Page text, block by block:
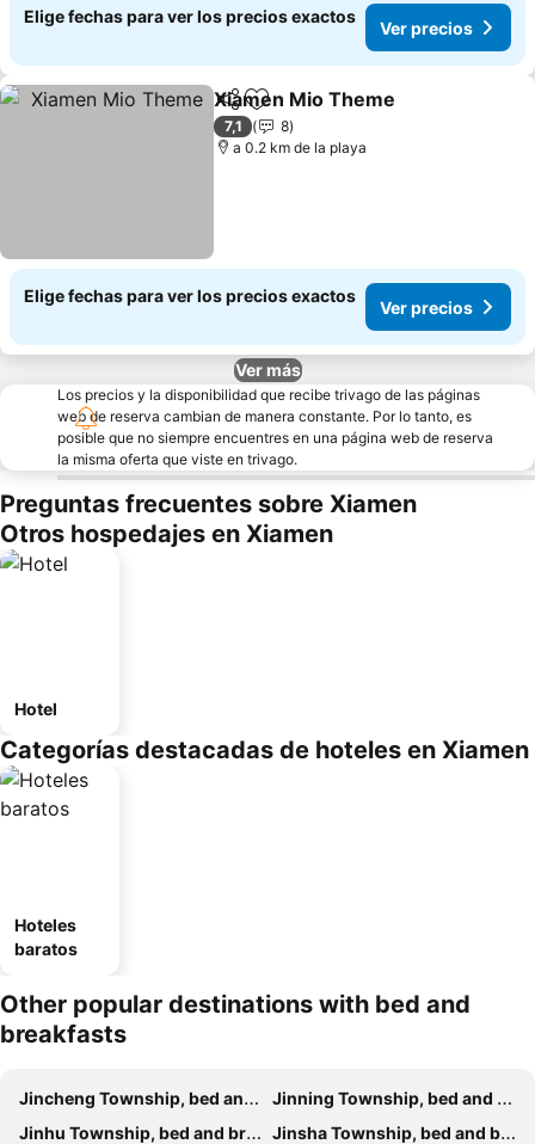
Elige fechas para ver los precios exactos
Ver precios
CompartirAgregar a favoritos
Xiamen Mio Theme
7,1
8
a 0.2 km de la playa
Elige fechas para ver los precios exactos
Ver precios
Ver más
Los precios y la disponibilidad que recibe trivago de las páginas
web de reserva cambian de manera constante. Por lo tanto, es
posible que no siempre encuentres en una página web de reserva
la misma oferta que viste en trivago.
Preguntas frecuentes sobre Xiamen
Otros hospedajes en Xiamen
Hotel
Categorías destacadas de hoteles en Xiamen
Hoteles
baratos
Other popular destinations with bed and
breakfasts
Jincheng Township, bed and breakfasts
Jinning Township, bed and breakfasts
Jinhu Township, bed and breakfasts
Jinsha Township, bed and breakfasts